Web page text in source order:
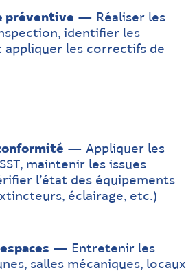
préventive — Réaliser les
identifier les
appliquer les correctifs de
— Appliquer les
maintenir les issues
l’état des équipements
éclairage, etc.)
— Entretenir les
salles mécaniques, locaux